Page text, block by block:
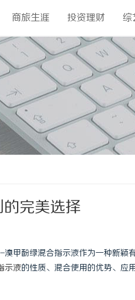
商旅生涯 投资理财 综
完美选择
甲酚绿混合指示液作为一种新颖
示液的性质、混合使用的优势、应